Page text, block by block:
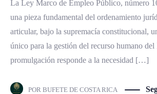
La Ley Marco de Empleo Público, número
una pieza fundamental del ordenamiento
articular, bajo la supremacía constitucional,
único para la gestión del recurso humano del
promulgación responde a la necesidad […]
POR BUFETE DE COSTA RICA